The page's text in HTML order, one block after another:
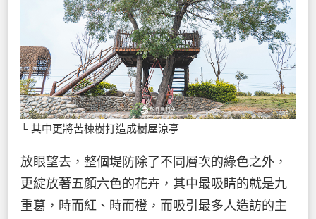
└ 其中更將苦楝樹打造成樹屋涼亭
放眼望去，整個堤防除了不同層次的綠色之外，
更綻放著五顏六色的花卉，其中最吸睛的就是九
重葛，時而紅、時而橙，而吸引最多人造訪的主